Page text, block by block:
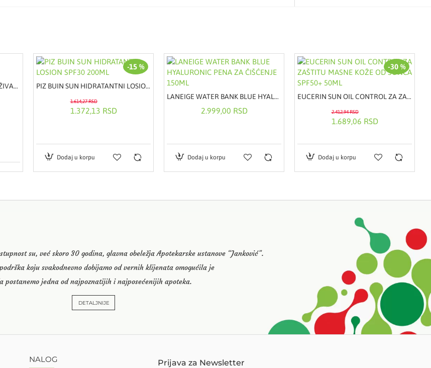
BIS BY ORNEL CALMING OSVEŽIVAČ 400ML
-15 %
PIZ BUIN SUN HIDRATANTNI LOSION SPF30 200ML
1.372,13 RSD
1.614,27 RSD
Dodaj u korpu
LANEIGE WATER BANK BLUE HYALURONIC PENA ZA ČIŠĆENJE 150ML
2.999,00 RSD
Dodaj u korpu
-30 %
EUCERIN SUN OIL CONTROL ZA ZAŠTITU MASNE KOŽE OD SUNCA SPF50+ 50ML
1.689,06 RSD
2.412,94 RSD
Dodaj u korpu
su, već skoro 30 godina, glavna obeležja Apotekarske ustanove “Janković”.
koju svakodnevno dobijamo od vernih klijenata omogućila je
postanemo jedna od najpoznatijih i najposećenijih apoteka.
DETALJNIJE
NALOG Prijava za Newsletter